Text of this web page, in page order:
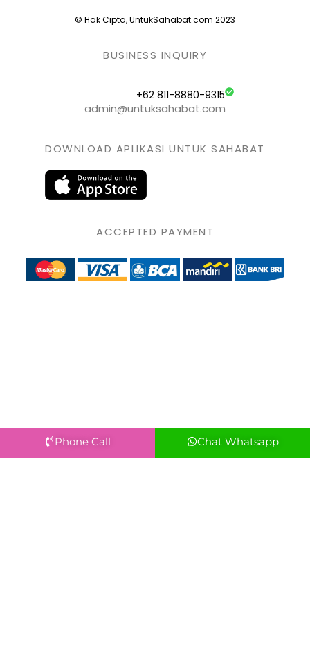
© Hak Cipta, UntukSahabat.com 2023
BUSINESS INQUIRY
+62 811-8880-9315
admin@untuksahabat.com
DOWNLOAD APLIKASI UNTUK SAHABAT
ACCEPTED PAYMENT
Phone Call Chat Whatsapp